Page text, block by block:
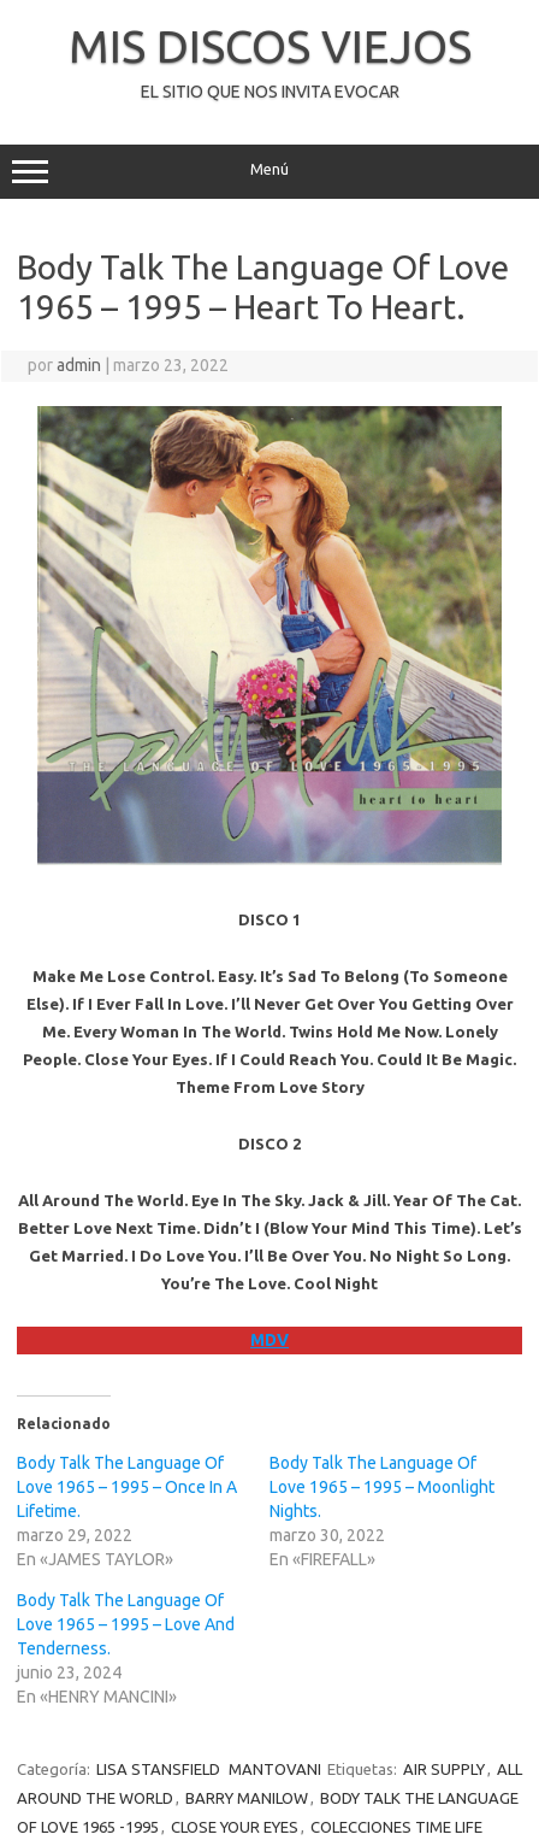
contenidoMIS DISCOS VIEJOS
EL SITIO QUE NOS INVITA EVOCAR
Menú
Body Talk The Language Of Love
1965 – 1995 – Heart To Heart.
poradmin marzo 23, 2022
DISCO 1
Make Me Lose Control. Easy. It’s Sad To Belong (To Someone
Else). If I Ever Fall In Love. I’ll Never Get Over You Getting Over
Me. Every Woman In The World. Twins Hold Me Now. Lonely
People. Close Your Eyes. If I Could Reach You. Could It Be Magic.
Theme From Love Story
DISCO 2
All Around The World. Eye In The Sky. Jack & Jill. Year Of The Cat.
Better Love Next Time. Didn’t I (Blow Your Mind This Time). Let’s
Get Married. I Do Love You. I’ll Be Over You. No Night So Long.
You’re The Love. Cool Night
MDV
Relacionado
Body Talk The Language Of
Love 1965 – 1995 – Once In A
Lifetime.
marzo 29, 2022
En «JAMES TAYLOR»
Body Talk The Language Of
Love 1965 – 1995 – Moonlight
Nights.
marzo 30, 2022
En «FIREFALL»
Body Talk The Language Of
Love 1965 – 1995 – Love And
Tenderness.
junio 23, 2024
En «HENRY MANCINI»
Categoría: LISA STANSFIELD MANTOVANI Etiquetas: AIR SUPPLY, ALL
AROUND THE WORLD , BARRY MANILOW, BODY TALK THE LANGUAGE
OF LOVE 1965 -1995 , CLOSE YOUR EYES , COLECCIONES TIME LIFE